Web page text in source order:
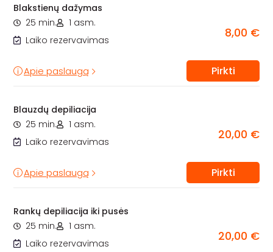
Blakstienų dažymas
25 min.
1 asm.
Laiko rezervavimas
8,00 €
Apie paslaugą Pirkti
Blauzdų depiliacija
25 min.
1 asm.
Laiko rezervavimas
20,00 €
Apie paslaugą Pirkti
Rankų depiliacija iki pusės
25 min.
1 asm.
Laiko rezervavimas
20,00 €